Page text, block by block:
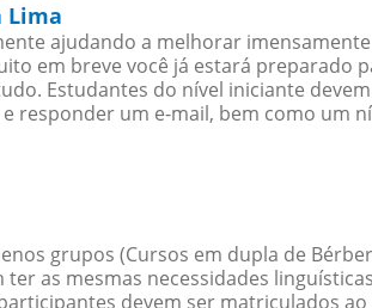
Lima
ajudando a melhorar
em breve você já estará preparado
Estudantes do nível iniciante
um e-mail, bem como um
grupos (Cursos em dupla de
as mesmas necessidades
devem ser matriculados